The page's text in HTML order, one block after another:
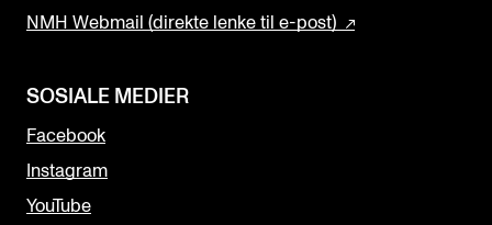
NMH Webmail (direkte lenke til e-post)
SOSIALE MEDIER
Facebook
Instagram
YouTube